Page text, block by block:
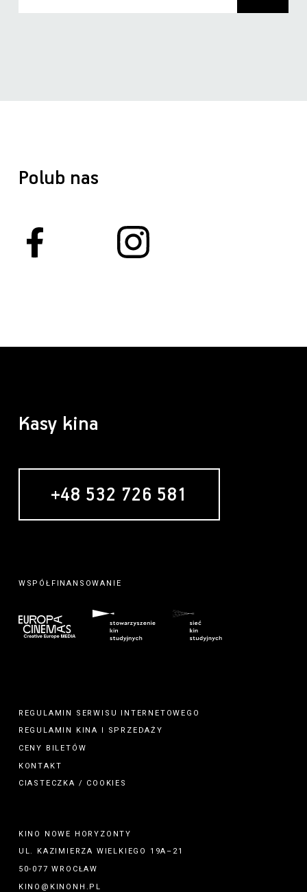
Polub nas
Kasy kina
+48 532 726 581
WSPÓŁFINANSOWANIE
REGULAMIN SERWISU INTERNETOWEGO
REGULAMIN
KINA
SPRZEDAŻY
CENY BILETÓW
KONTAKT
CIASTECZKA / COOKIES
KINO NOWE HORYZONTY
UL. KAZIMIERZA WIELKIEGO 19A–21
50-077 WROCŁAW
KINO@KINONH.PL